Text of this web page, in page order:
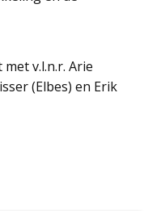
v.l.n.r. Arie
(Elbes) en Erik